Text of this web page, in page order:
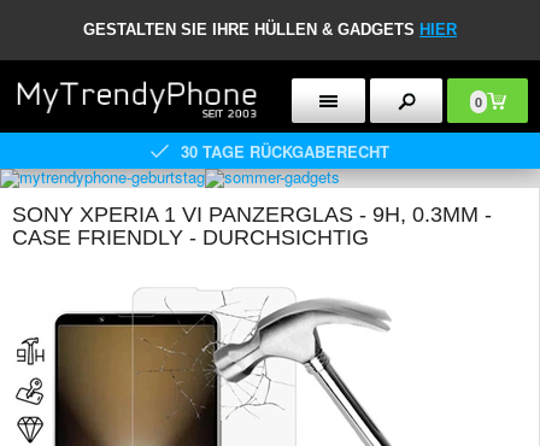
GESTALTEN SIE IHRE HÜLLEN & GADGETS HIER
0
30 TAGE RÜCKGABERECHT
SONY XPERIA 1 VI PANZERGLAS - 9H, 0.3MM -
CASE FRIENDLY - DURCHSICHTIG